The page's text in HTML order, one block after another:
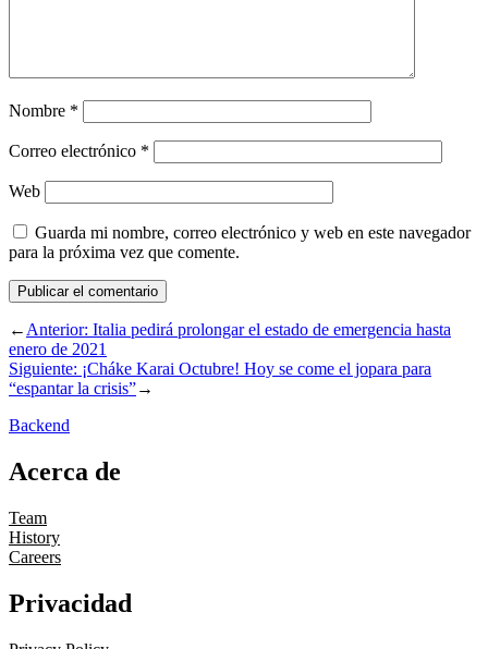
Nombre *
Correo electrónico *
Web
Guarda mi nombre, correo electrónico y web en este navegador
para la próxima vez que comente.
←Anterior: Italia pedirá prolongar el estado de emergencia hasta
enero de 2021
Siguiente: ¡Cháke Karai Octubre! Hoy se come el jopara para
“espantar la crisis”→
Backend
Acerca de
Team
History
Careers
Privacidad